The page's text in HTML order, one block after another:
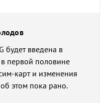
будет введена в
первой половине
карт и изменения
этом пока рано.